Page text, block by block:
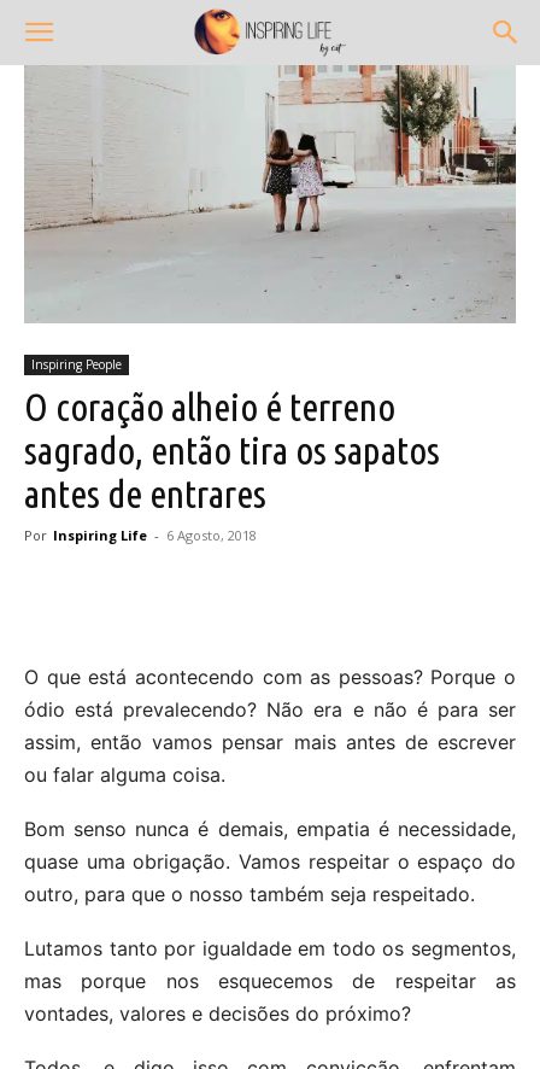
Inspiring People
O coração alheio é terreno
sagrado, então tira os sapatos
antes de entrares
Por Inspiring Life - 6 Agosto, 2018
O que está acontecendo com as pessoas? Porque o
ódio está prevalecendo? Não era e não é para ser
assim, então vamos pensar mais antes de escrever
ou falar alguma coisa.
Bom senso nunca é demais, empatia é necessidade,
quase uma obrigação. Vamos respeitar o espaço do
outro, para que o nosso também seja respeitado.
Lutamos tanto por igualdade em todo os segmentos,
mas porque nos esquecemos de respeitar as
vontades, valores e decisões do próximo?